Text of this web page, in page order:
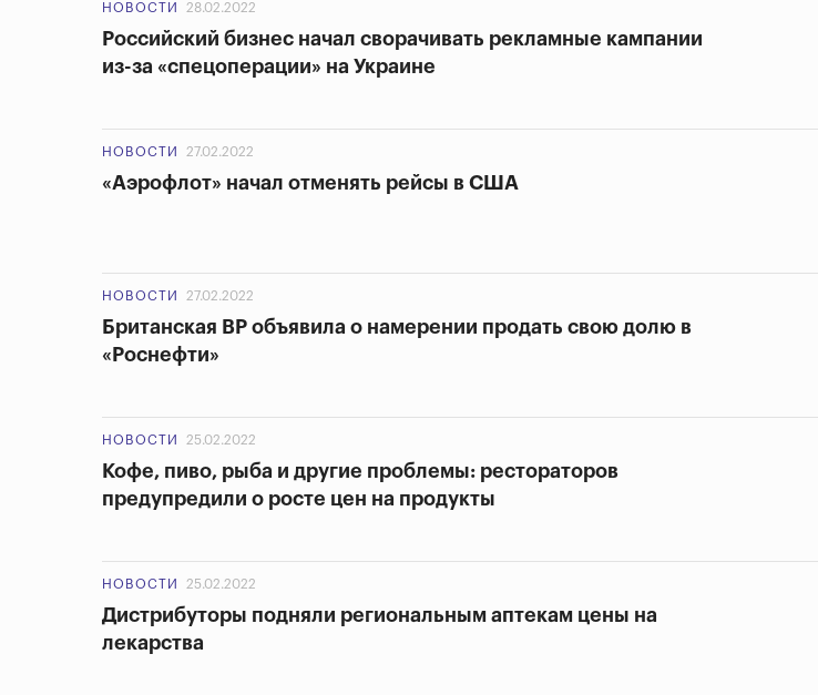
НОВОСТИ 28.02.2022
Российский бизнес начал сворачивать рекламные кампании
из-за «спецоперации» на Украине
НОВОСТИ 27.02.2022
«Аэрофлот» начал отменять рейсы в США
НОВОСТИ 27.02.2022
Британская BP объявила о намерении продать свою долю в
«Роснефти»
НОВОСТИ 25.02.2022
Кофе, пиво, рыба и другие проблемы: рестораторов
предупредили о росте цен на продукты
НОВОСТИ 25.02.2022
Дистрибуторы подняли региональным аптекам цены на
лекарства